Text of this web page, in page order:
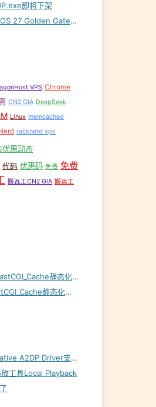
即将下架
iOS 27、iPadOS 27和macOS 27 Golden Gate内置壁纸下载
VPS Chrome
CN2 GIA DeepSeek
Linux memcached
racknerd vps
优惠动态
代码 优惠码 免费 免费
搬瓦工CN2 GIA 搬运工
修改WordPress主题适配FastCGI_Cache静态化缓存
WordPress使用Nginx FastCGI_Cache静态化缓存加速
WIN11 / WIN10使用Alternative A2DP Driver支持LDAC
工具Local Playback